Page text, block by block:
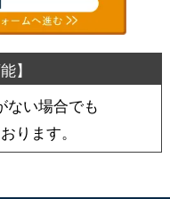
ない場合でも
ります。